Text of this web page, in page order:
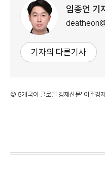
임종언 기
기자의 다른기사
©'5개국어 글로벌 경제신문' 아주경제